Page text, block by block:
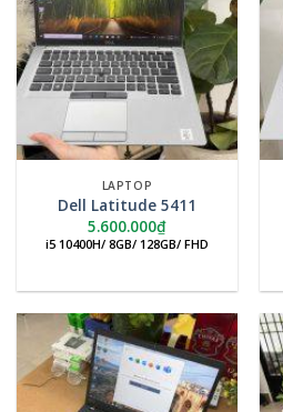
LAPTOP
Dell Latitude 5411
5.600.000₫
i5 10400H/ 8GB/ 128GB/ FHD